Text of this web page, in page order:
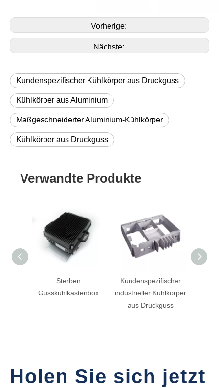
Vorherige:
Nächste:
Kundenspezifischer Kühlkörper aus Druckguss
Kühlkörper aus Aluminium
Maßgeschneiderter Aluminium-Kühlkörper
Kühlkörper aus Druckguss
Verwandte Produkte
Sterben
Gusskühlkastenbox
Kundenspezifischer
industrieller Kühlkörper
aus Druckguss
Holen Sie sich jetzt